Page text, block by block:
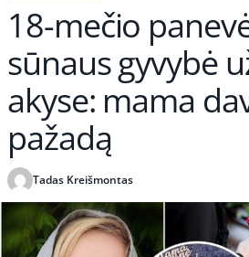
18-mečio
sūnaus gyvybė
akyse: mama
pažadą
Tadas Kreišmontas